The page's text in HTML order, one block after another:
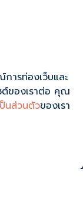
การท่องเว็บและ
ต์ของเราต่อ คุณ
นส่วนตัวของเรา